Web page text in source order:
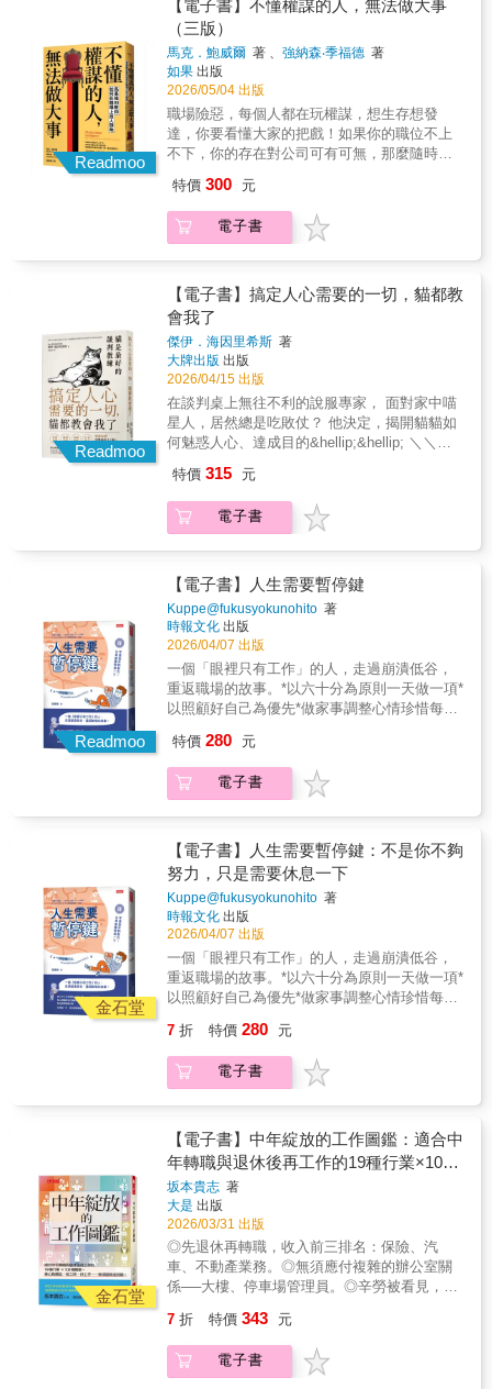
策分析，關鍵就在數據思維裡。」――企業講
師、職場作家、主持人 謝文憲什麼是「數據
思維」？第一階段：數據思維的起點作者引導
讀者從大家習慣的「我覺得……」，改成以
「根據數據顯示……」作為思考基礎，訓練大
腦從直覺式反應轉向證據導向思考。第二階
段：辨識問題（Pinpoint）作者引導大家精準判
斷問題到底是什麼、在哪裡，將模糊問題轉化
為具體事實，示範如何精確定義問題，才能避
不重疊、不遺漏地拆解問題層次，將零散數據
串聯成具邏輯的洞察，拆解數據直到抓住問題
根源，讓決策從「猜測」走向「精準診斷」。
項，與其被有限的選項困住，不如自己創造選
項，主動創造選擇權，而非被動接受命運。第
五階段：執行與評估（Execute & Evaluate）
邊做邊監控過程與結果，以確保工作品質；利
用A/B 測試，在小規模實驗中尋找數據上的最
佳解答，用覆盤將每次執行轉化為可複製的經
驗；決策不是「決定後就結束」，而是需要透
過持續的數據回饋來優化成果。本書不僅是一
本數據分析工具書，更是一本行為決策指南。
作者循序漸進，從辨識問題、拆解邏輯、創造
「決策疲勞」與「過度依賴直覺」的痛點。透
過書中大量的職場與生活情境，讀者能學會：
在資訊過載時，如何精準地抓出核心問題；在
面對混亂時，如何用數據作為與團隊、老闆溝
通的共同語言。最終，數據思維將內化為一種
習慣，讓決策從「賭運氣」轉化為「高品質的
必然」。
維的價值，在於將不可控的直覺轉化為可複製
的邏輯，讓決策不再是孤注一擲的賭博，而是
能持續產生複利的科學。本書正是將這份科學
落實於職場的導航圖。Cynthia透過PACE法
則，精準破解上班族『空有努力卻無成果』與
『溝通無交集』的痛點，引領讀者從盲目的執
行者，蛻變為擁有數據話語權的決策者。」
――《高勝算的本事》作者 劉奕酉「這不是
技術手冊，這是一本教你在資訊洪流中『活下
來』的生存指南。」――換框思維力、湧動國
際教練學校校長 賴婷婷「要克服『資訊過
本書就是那一個篩子，讓您可以清晰思考與決
策分析，關鍵就在數據思維裡。」――企業講
師、職場作家、主持人 謝文憲什麼是「數據
思維」？第一階段：數據思維的起點作者引導
讀者從大家習慣的「我覺得……」，改成以
「根據數據顯示……」作為思考基礎，訓練大
腦從直覺式反應轉向證據導向思考。第二階
段：辨識問題（Pinpoint）作者引導大家精準判
斷問題到底是什麼、在哪裡，將模糊問題轉化
為具體事實，示範如何精確定義問題，才能避
不重疊、不遺漏地拆解問題層次，將零散數據
串聯成具邏輯的洞察，拆解數據直到抓住問題
根源，讓決策從「猜測」走向「精準診斷」。
項，與其被有限的選項困住，不如自己創造選
項，主動創造選擇權，而非被動接受命運。第
五階段：執行與評估（Execute & Evaluate）
邊做邊監控過程與結果，以確保工作品質；利
用A/B 測試，在小規模實驗中尋找數據上的最
佳解答，用覆盤將每次執行轉化為可複製的經
驗；決策不是「決定後就結束」，而是需要透
本數據分析工具書，更是一本行為決策指南。
作者循序漸進，從辨識問題、拆解邏輯、創造
方案到執行評估，層層遞進地解決了現代人
「決策疲勞」與「過度依賴直覺」的痛點。透
在資訊過載時，如何精準地抓出核心問題；在
面對混亂時，如何用數據作為與團隊、老闆溝
通的共同語言。最終，數據思維將內化為一種
習慣，讓決策從「賭運氣」轉化為「高品質的
必然」。
顧問，累積逾五十年實務經驗，曾協助超過
2,000家虧損企業成功轉型。他發現，多數人以
為自己的問題是「還不夠努力」，但真正的問
題往往是「現在的工作方式，無法與經營結果
直接連動。」那些能在動盪中留下來的人，不
是更努力的人，而是懂得用對方式工作的人。
這些人之所以能被留下不是因為做得多，而是
因為他們做的事會影響結果。讓日本最懂「工
作」的企業重整專家告訴你，工作進階的關鍵
者，所共同具備的思維與行動原則，寫成超過
三百本筆記，並提煉為一套可實踐的工作方
法，幫助職場工作者重新理解工作的本質，並
與品格。▍ 行動：對齊一個目標「創造獲利」•
看不到利潤的企畫，只是「寫作業」。• 款項還
沒入帳前，都不能算業績。• 追求最小投入換最
大利潤，未必是正解。▍ 思維：從經營的視角
出發，看見「真正重要的事」• 從市場布局審視
業績，而不是盯數字。• 看清需求與競爭，才知
道該把力氣用在哪。• 判斷要縝密，決斷要乾
脆。▍ 品格：一步一步前進的人，走得最遠•
來，不如解決好眼前的難題。• 不輕視一毫米的
學會把工作轉成真正有用的成果。讓每個行動
轉換成爭取更好未來的籌碼。
Readmoo
【電子書】不懂權謀的人，無法做大事
（三版）
馬克．鮑威爾 著 、強納森‧季福德 著
如果 出版
2026/05/04 出版
職場險惡，每個人都在玩權謀，想生存想發
達，你要看懂大家的把戲！如果你的職位不上
不下，你的存在對公司可有可無，那麼隨時失
正直和公義，學習西方偉大的政治家馬基維
利，抱持絕對的現實主義，看懂權謀，積極出
擊，在競爭中取勝，在職場中晉升高位。以馬
政治家，身處當時各城邦互相交戰的義大利，
在其知名著作《君王論》中，描述了各個領主
為了爭權奪利不擇手段，使出背叛、欺騙、暗
殺等各種方法……因此，只要你的目標遠大，
任何方法都可以被接受！還在傻傻努力，妄想
獲得上司的青睞？當你認真埋頭苦幹時，你在
公司的地位早已岌岌可危……身處現代企業，
光靠努力與才能，無法讓你獲得升遷或獎勵；
只有看懂權謀和善用智慧，才能讓你把握晉升
的機會，在公司內擁有真正的權力和影響力。
敗與你競爭的同僚，就等著迎接人生的失敗！
立刻丟掉努力工作／樂於助人／大方分享／堅
持到底這些正向特質，借鏡馬基維利的畢生心
競爭手冊，想擺脫現況，你一定要讀！【各界
讚譽】 「義大利哲學家馬基維利的真知灼見擲
地有聲。如果想參與企業賽局，那麼你就得積
極求勝。本書告訴你如何贏。這真是一本暗黑
的精明好書！」──艾德‧威爾（Ed Will），前早
餐經紀（The Breakfast Agency）品牌行銷顧
問公司執行長 「季福德和鮑威爾再度漂亮出
成功致勝的法寶，並援引文藝復興時期義大利
的權力鬥爭，提出全面性的精闢見解。他們認
為，野心勃勃的企業主管應該效法馬基維利的
策略，這樣的訊息讀來令人不安，卻又引人入
敦證券交易所執行長 「職業生涯是你人生的探
險；運用你完整的潛力攀上顛峰，並避開公司
的重重險阻，享受那個過程。本書教你致勝關
鍵！」──尼克‧布拉茲凱（Nick Blazquez），
前帝亞吉歐（Diageo）公司非洲暨亞太地區總
裁 「本書勇敢地說出如何在現代組織中獲得成
功。請留意你的職業生涯，注意你與對手的行
動與行為會如何對自己的職業生涯造成影
響。」──克里斯‧布朗（Chris Brown），奧普
頓布朗（Upton Brown）獵才顧問公司 「本書
將令你意外與震驚──只要你為企業工作，不論
其規模如何，本書都是必讀佳作！書中的真實
案例將激勵你，為你的事業與同事建立更好的
璀璨未來，規劃與創造出讓你引以為傲、讓社
安東‧馬斯格雷夫（Anton Musgrave），未來世
界國際資深合夥人 「破解近年來理想化企業文
化的良方。本書宛如當頭棒喝，提醒我們在商
言商的現實。」──伊蘭妮‧柴莫斯（Eleni
Chalmers），李奧貝納廣告公司 「這本書是任
何渴望在企業中晉升高階領導職位者的『必讀
之作』。看到作者提出的各種案例，你會重新
感受到親身經驗的那種錐心之痛，並開始體認
而且早該採取的那些行動。」──羅伯特‧威廉斯
型總監※初版原書名：《馬基維利，請教我如
何出人頭地：不懂權謀的人，根本無法做大
特價 300 元
電子書
Readmoo
【電子書】搞定人心需要的一切，貓都教
會我了
傑伊．海因里希斯 著
大牌出版 出版
2026/04/15 出版
在談判桌上無往不利的說服專家， 面對家中喵
星人，居然總是吃敗仗？ 他決定，揭開貓貓如
何魅惑人心、達成目的&hellip;&hellip; ＼＼
都乖乖聽話的溝通課／／ 掌握本書傳授的說服
技巧， 你就可以贏得任何生物的尊重與忠誠。
以為努力解釋就能說服人，結果卻總是碰壁、
靠過來。 貓咪不用「開口」， 就能讓你放下工
作、改變計畫、照牠的意思行動。 問題不是你
太寵牠，而是牠，比你更懂得影響人心。 如果
你連貓都能說服，那麼任何人， 不管是朋友、
伴侶、老闆，甚至是難搞的青少年，都只能乖
乖臣服在你的魔力之下&hellip;&hellip; Amazon
No.1暢銷作者、全球知名修辭學者傑伊．海因
里希斯， 身為美國NASA、五角大廈、財星500
大企業的顧問， 與貓交手多年，他發現， 貓
服人心」這門暗黑藝術，洞悉說服的智慧： ฅ
心有疑慮時，面不改色保持從容，不急著解
釋；真正有力量的溝通從沉著開始。 ฅ把自己
感；說服，往往從好感開始。 ฅ放不下面子，
就別想被摸肚子溝通裡最難的不是對話，而是
放下自尊。願意退一步的人，更容易拉近距
離。 ฅ咬人是下下策強硬往往是失敗的開始。
真正高明的人，會讓對方「自己想通」。 本書
結合作者多年的貓咪觀察心得，與修辭學專
業， 整理成一套幽默、實用又有效的「貓咪說
服術」！ 從職場同事與老闆，到伴侶與親友，
里斯多德的修辭學智慧，到現代談判與溝通技
巧。 在這本書中，你將學到： ฅ掌握完美時
機：學會伺機而動的藝術。 ฅ善用肢體語言、
拒的誘因。 ฅ巧妙引導局勢：讓對方以為主導
權在自己手中。 即使對方粗魯又不講理，你也
能優雅說服，不翻臉達成目的。
特價 315 元
電子書
Readmoo
【電子書】人生需要暫停鍵
Kuppe@fukusyokunohito 著
時報文化 出版
2026/04/07 出版
一個「眼裡只有工作」的人，走過崩潰低谷，
重返職場的故事。*以六十分為原則一天做一項*
以照顧好自己為優先*做家事調整心情珍惜每一
中心理治療所 所長／臨床心理師沈雅琪|神老師
專業想|自由講師你是否默默承受這些焦慮情
緒？*必須打起精神工作，卻無論如何也提不起
境，會不會又難受得想要休息？*因為身心狀況
沒辦法工作，覺得自己真沒用……etc.作者經歷
二度停職休養又重返工作崗位，透過本書與各
位分享，「能以健康身心投入工作」的祕訣。
修復期間的休養地圖STEP 1 好好休養--先讓疲
憊的身心充飽電力。STEP 2 學會自我照顧--遠
離焦慮情緒，安然度過每一天。STEP 3 培養
興趣愛好--讓自己獲得工作以外的成就感。
STEP 4 培養做家事的習慣--即使重返職場，日
子一樣要過，還是要好好珍惜每一天的生活
再度崩潰。STEP 6 做好準備重返職場--慢慢增
加自己的負荷。
特價 280 元
電子書
金石堂
【電子書】人生需要暫停鍵：不是你不夠
努力，只是需要休息一下
Kuppe@fukusyokunohito 著
時報文化 出版
2026/04/07 出版
一個「眼裡只有工作」的人，走過崩潰低谷，
重返職場的故事。*以六十分為原則一天做一項*
以照顧好自己為優先*做家事調整心情珍惜每一
中心理治療所 所長／臨床心理師沈雅琪|神老師
專業想|自由講師你是否默默承受這些焦慮情
緒？*必須打起精神工作，卻無論如何也提不起
境，會不會又難受得想要休息？*因為身心狀況
沒辦法工作，覺得自己真沒用……etc.作者經歷
二度停職休養又重返工作崗位，透過本書與各
位分享，「能以健康身心投入工作」的祕訣。
修復期間的休養地圖STEP 1 好好休養--先讓疲
憊的身心充飽電力。STEP 2 學會自我照顧--遠
離焦慮情緒，安然度過每一天。STEP 3 培養
興趣愛好--讓自己獲得工作以外的成就感。
STEP 4 培養做家事的習慣--即使重返職場，日
子一樣要過，還是要好好珍惜每一天的生活
再度崩潰。STEP 6 做好準備重返職場--慢慢增
加自己的負荷。
7 折 特價 280 元
電子書
金石堂
【電子書】中年綻放的工作圖鑑：適合中
年轉職與退休後再工作的19種行業×100
種職業。身心負擔低、短工時、好上
手⋯⋯無須證照或經驗。
坂本貴志 著
大是 出版
2026/03/31 出版
◎先退休再轉職，收入前三排名：保險、汽
車、不動產業務。◎無須應付複雜的辦公室關
係──大樓、停車場管理員。◎辛勞被看見，還
愛聊天、怕孤單，將人生閱歷變個人優勢──便
利商店、販賣部店員。作者坂本貴志曾任日本
厚生勞動省經濟學家（相當於臺灣衛福部和勞
7 折 特價 343 元
電子書